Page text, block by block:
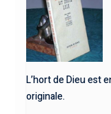
L’hort de Dieu est
originale.